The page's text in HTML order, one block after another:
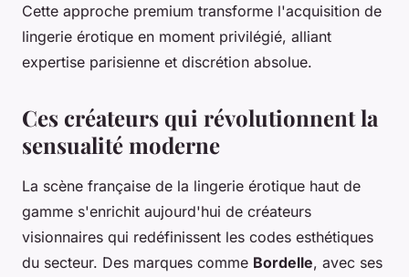
Cette approche premium transforme l'acquisition de
lingerie érotique en moment privilégié, alliant
expertise parisienne et discrétion absolue.
Ces créateurs qui révolutionnent la
sensualité moderne
La scène française de la lingerie érotique haut de
gamme s'enrichit aujourd'hui de créateurs
visionnaires qui redéfinissent les codes esthétiques
du secteur. Des marques comme Bordelle, avec ses